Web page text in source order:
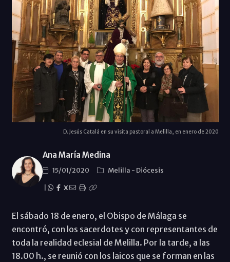
D. Jesús Catalá en su visita pastoral a Melilla, en enero de 2020
Ana María Medina
15/01/2020 Melilla - Diócesis
X
El sábado 18 de enero, el Obispo de Málaga se
encontró, con los sacerdotes y con representantes de
toda la realidad eclesial de Melilla. Por la tarde, a las
18.00 h., se reunió con los laicos que se forman en las